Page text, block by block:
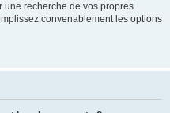
une recherche de vos propres
convenablement les options